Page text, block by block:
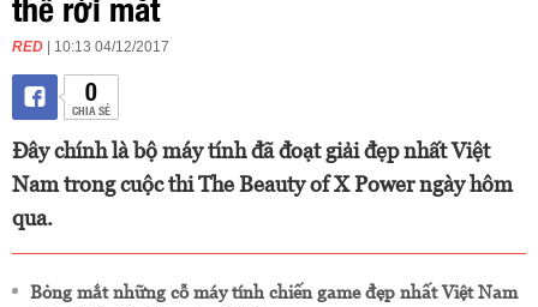
RED | 10:13 04/12/2017
0
CHIA SẺ
Đây chính là bộ máy tính đã đoạt giải đẹp nhất Việt
Nam trong cuộc thi The Beauty of X Power ngày hôm
qua.
Bỏng mắt những cỗ máy tính chiến game đẹp nhất Việt Nam